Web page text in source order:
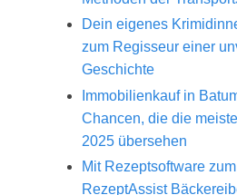
Dein eigenes
zum Regisseur einer
Geschichte
Immobilienkauf in
Chancen, die die
2025 übersehen
Mit Rezeptsoftware
RezeptAssist